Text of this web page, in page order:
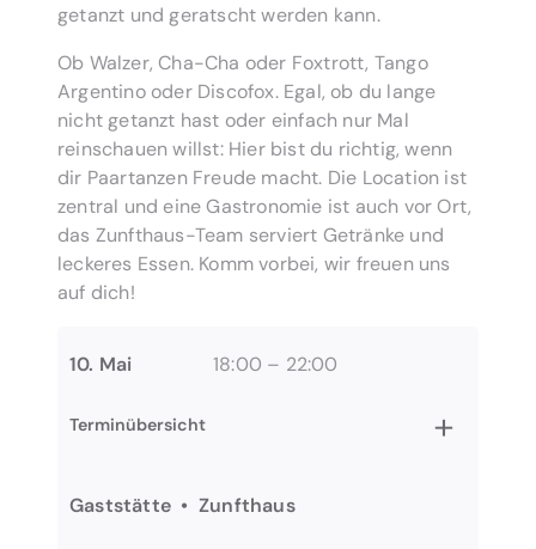
getanzt und geratscht werden kann.
Ob Walzer, Cha-Cha oder Foxtrott, Tango
Argentino oder Discofox. Egal, ob du lange
nicht getanzt hast oder einfach nur Mal
reinschauen willst: Hier bist du richtig, wenn
dir Paartanzen Freude macht. Die Location ist
zentral und eine Gastronomie ist auch vor Ort,
das Zunfthaus-Team serviert Getränke und
leckeres Essen. Komm vorbei, wir freuen uns
auf dich!
10. Mai 18:00 – 22:00
Terminübersicht +
Gaststätte • Zunfthaus